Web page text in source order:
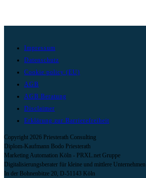
Impressum
Datenschutz
Cookie policy (EU)
AGB
AGB Beratung
Disclaimer
Erklärung zur Barrierefreiheit
Copyright 2026 Priesterath Consulting
Diplom-Kaufmann Bodo Priesterath
Marketing Automation Köln - PRXL.net Gruppe
Digitalisierungsberater für kleine und mittlere Unternehmen
In der Bohnenbitze 20, D-51143 Köln